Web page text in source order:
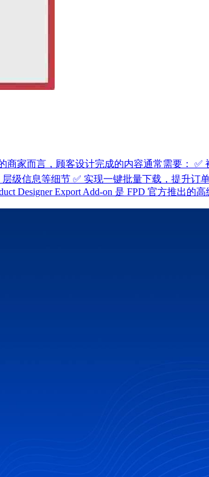
商家而言，顾客设计完成的内容通常需要：
级信息等细节 ✅ 实现一键批量下载，提升订
Designer Export Add-on 是 FPD 官方推出的